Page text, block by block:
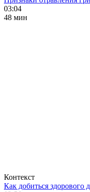
03:04
48 мин
Контекст
Как добиться здорового